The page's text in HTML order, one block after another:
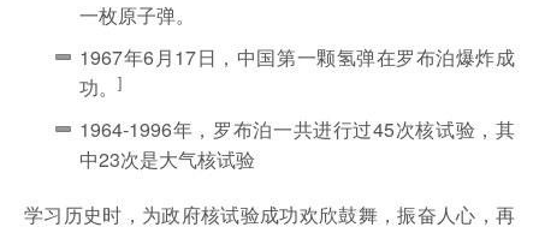
一枚原子弹。
1967年6月17日，中国第一颗氢弹在罗布泊爆炸成
功。
]
1964-1996年，罗布泊一共进行过45次核试验，其
中23次是大气核试验
学习历史时，为政府核试验成功欢欣鼓舞，振奋人心，再